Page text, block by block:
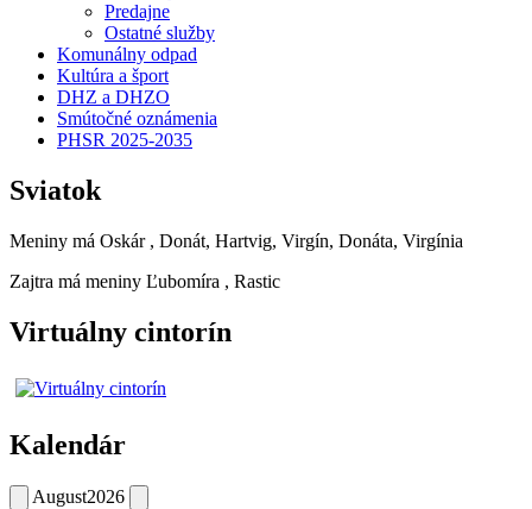
Predajne
Ostatné služby
Komunálny odpad
Kultúra a šport
DHZ a DHZO
Smútočné oznámenia
PHSR 2025-2035
Sviatok
Meniny má Oskár , Donát, Hartvig, Virgín, Donáta, Virgínia
Zajtra má meniny Ľubomíra , Rastic
Virtuálny cintorín
Kalendár
August2026